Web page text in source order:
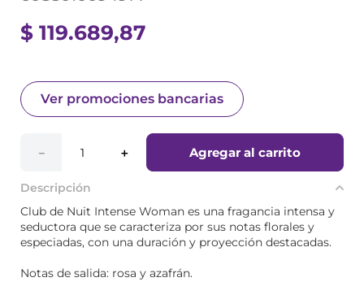
$ 119.689,87
Ver promociones bancarias
＋
－ Agregar al carrito
Descripción
Club de Nuit Intense Woman es una fragancia intensa y
seductora que se caracteriza por sus notas florales y
especiadas, con una duración y proyección destacadas.
Notas de salida: rosa y azafrán.